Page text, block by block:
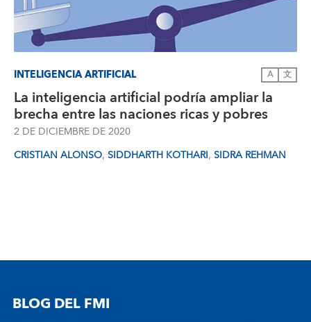
INTELIGENCIA ARTIFICIAL A 文
La inteligencia artificial podría ampliar la
brecha entre las naciones ricas y pobres
2 DE DICIEMBRE DE 2020
CRISTIAN ALONSO, SIDDHARTH KOTHARI, SIDRA REHMAN
BLOG DEL FMI